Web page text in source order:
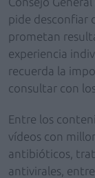
pide desconfiar
prometan
experiencia
recuerda la
consultar con
Entre los
vídeos con
antibióticos,
antivirales,